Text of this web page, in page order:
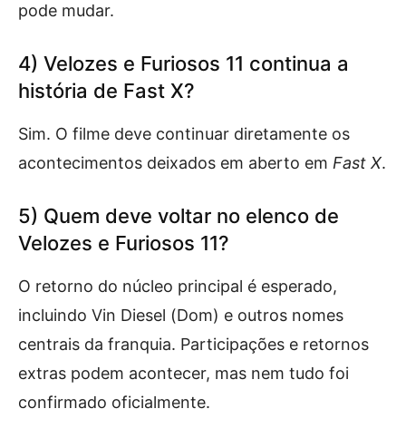
pode mudar.
4) Velozes e Furiosos 11 continua a
história de Fast X?
Sim. O filme deve continuar diretamente os
acontecimentos deixados em aberto em Fast X.
5) Quem deve voltar no elenco de
Velozes e Furiosos 11?
O retorno do núcleo principal é esperado,
incluindo Vin Diesel (Dom) e outros nomes
centrais da franquia. Participações e retornos
extras podem acontecer, mas nem tudo foi
confirmado oficialmente.